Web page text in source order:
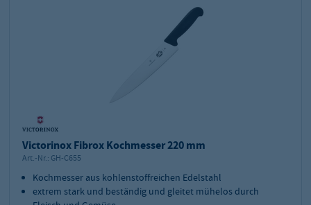
Victorinox Fibrox Kochmesser 220 mm
Art.-Nr.: GH-C655
Kochmesser aus kohlenstoffreichen Edelstahl
extrem stark und beständig und gleitet mühelos durch